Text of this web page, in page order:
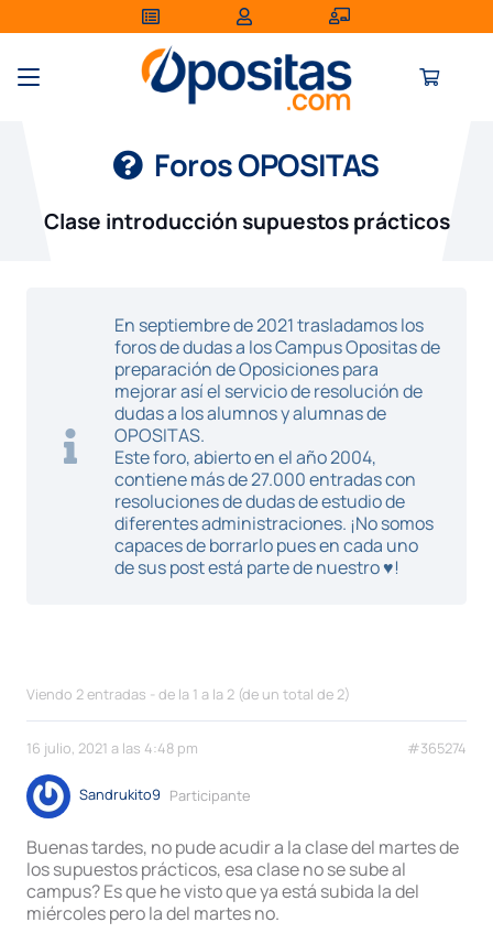
Foros OPOSITAS
Clase introducción supuestos prácticos
En septiembre de 2021 trasladamos los
foros de dudas a los Campus Opositas de
preparación de Oposiciones para
mejorar así el servicio de resolución de
dudas a los alumnos y alumnas de
OPOSITAS.
Este foro, abierto en el año 2004,
contiene más de 27.000 entradas con
resoluciones de dudas de estudio de
diferentes administraciones. ¡No somos
capaces de borrarlo pues en cada uno
de sus post está parte de nuestro ♥!
Viendo 2 entradas - de la 1 a la 2 (de un total de 2)
16 julio, 2021 a las 4:48 pm #365274
Sandrukito9 Participante
Buenas tardes, no pude acudir a la clase del martes de
los supuestos prácticos, esa clase no se sube al
campus? Es que he visto que ya está subida la del
miércoles pero la del martes no.